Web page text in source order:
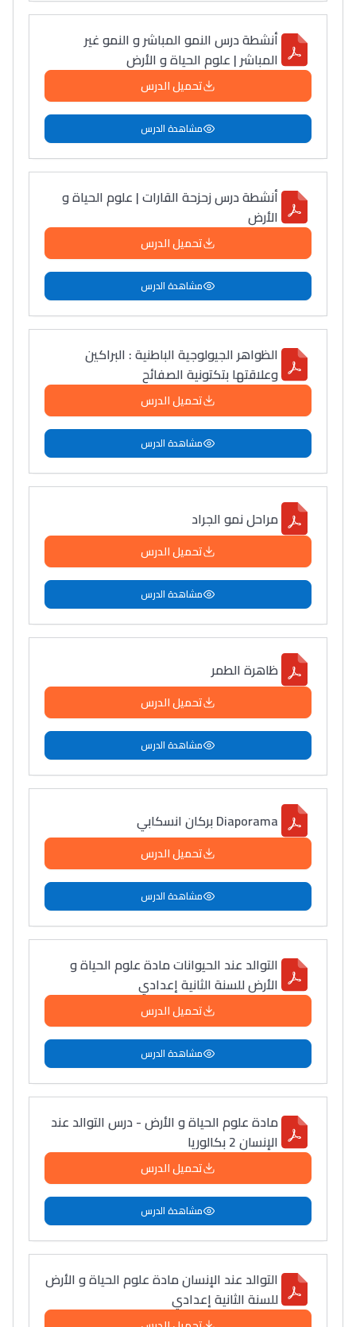
أنشطة درس النمو المباشر و النمو غير
المباشر | علوم الحياة و الأرض
تحميل الدرس
مشاهدة الدرس
أنشطة درس زحزحة القارات | علوم الحياة و
الأرض
تحميل الدرس
مشاهدة الدرس
الظواهر الجيولوجية الباطنية : البراكين
وعلاقتها بتكتونية الصفائح
تحميل الدرس
مشاهدة الدرس
مراحل نمو الجراد
تحميل الدرس
مشاهدة الدرس
ظاهرة الطمر
تحميل الدرس
مشاهدة الدرس
Diaporama بركان انسكابي
تحميل الدرس
مشاهدة الدرس
التوالد عند الحيوانات مادة علوم الحياة و
الأرض للسنة الثانية إعدادي
تحميل الدرس
مشاهدة الدرس
مادة علوم الحياة و الأرض - درس التوالد عند
الإنسان 2 بكالوريا
تحميل الدرس
مشاهدة الدرس
التوالد عند الإنسان مادة علوم الحياة و الأرض
للسنة الثانية إعدادي